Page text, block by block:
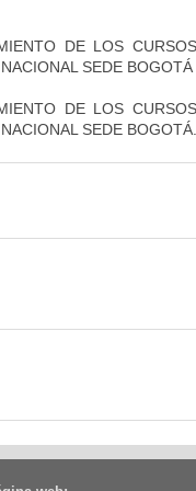
DE LOS
SEDE BOGOTÁ
DE LOS
SEDE